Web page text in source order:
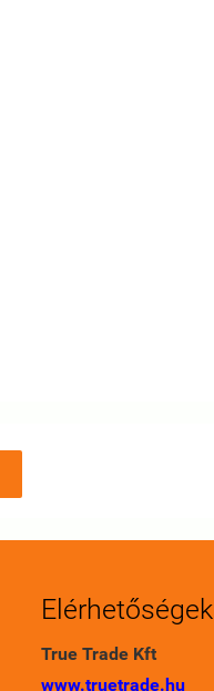
Elérhetőségek
True Trade Kft
www.truetrade.hu